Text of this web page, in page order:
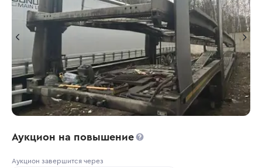
Аукцион на повышение
Аукцион завершится через